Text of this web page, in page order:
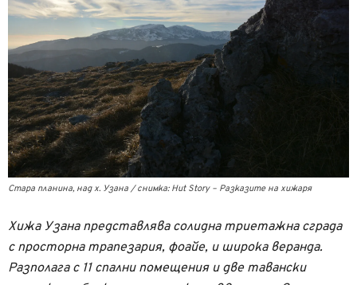
Стара планина, над х. Узана / снимка: Hut Story – Разказите на хижаря
Хижа Узана представлява солидна триетажна сграда
с просторна трапезария, фоайе, и широка веранда.
Разполага с 11 спални помещения и две тавански